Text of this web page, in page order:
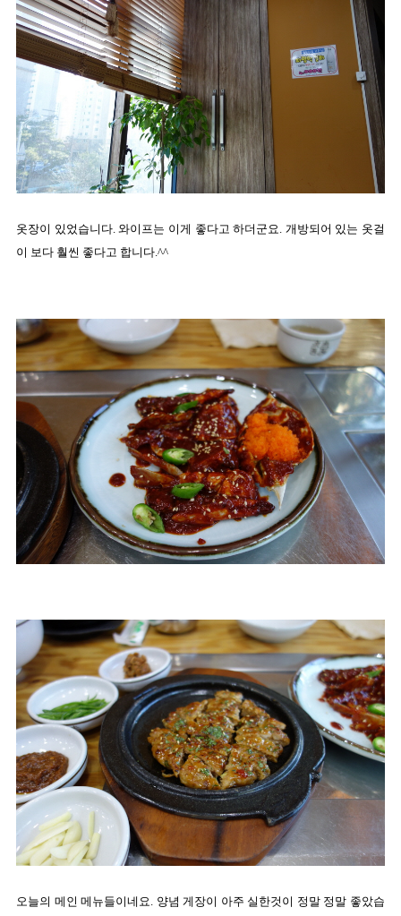
옷장이 있었습니다. 와이프는 이게 좋다고 하더군요. 개방되어 있는 옷걸
이 보다 훨씬 좋다고 합니다.^^
오늘의 메인 메뉴들이네요. 양념 게장이 아주 실한것이 정말 정말 좋았습